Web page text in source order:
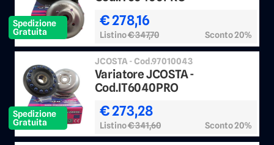
Spedizione
Gratuita
€ 278,16
Listino€ 347,70 Sconto 20%
Spedizione
Gratuita
JCOSTA - Cod.97010043
Variatore JCOSTA -
Cod.IT6040PRO
€ 273,28
Listino€ 341,60 Sconto 20%